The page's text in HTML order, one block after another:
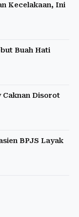
Kecelakaan, Ini
Buah Hati
Caknan Disorot
BPJS Layak